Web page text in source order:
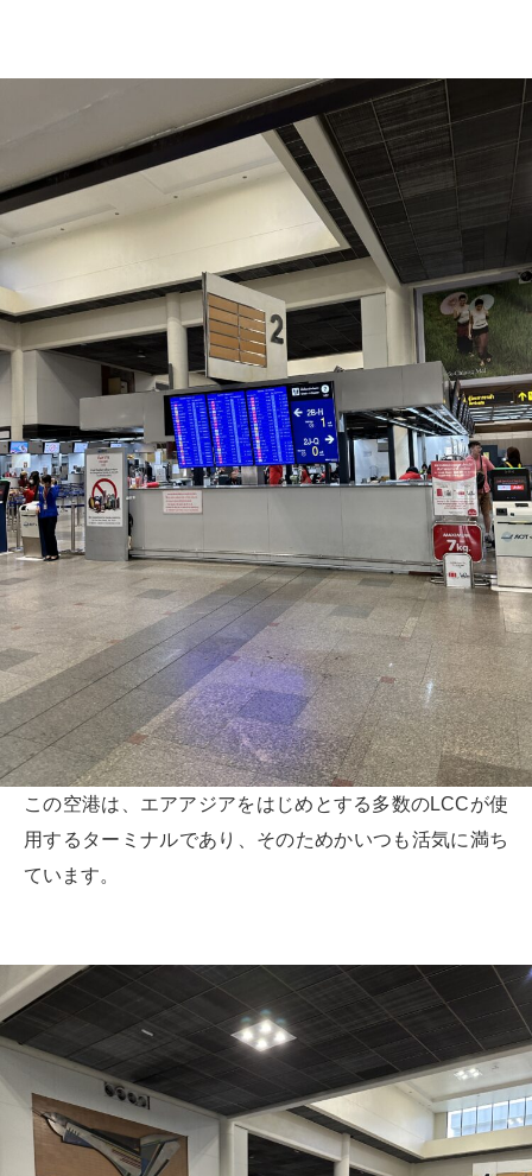
この空港は、エアアジアをはじめとする多数のLCCが使
用するターミナルであり、そのためかいつも活気に満ち
ています。